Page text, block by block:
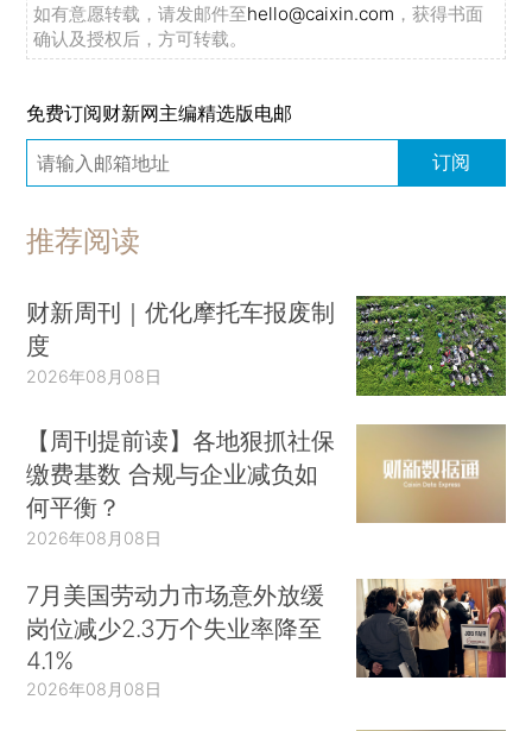
如有意愿转载，请发邮件至hello@caixin.com ，获得书面
确认及授权后，方可转载。
免费订阅财新网主编精选版电邮
订阅
推荐阅读
财新周刊｜优化摩托车报废制
度
2026年08月08日
【周刊提前读】各地狠抓社保
缴费基数 合规与企业减负如
何平衡？
2026年08月08日
7月美国劳动力市场意外放缓
岗位减少2.3万个失业率降至
4.1%
2026年08月08日